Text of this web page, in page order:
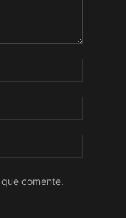
comente.